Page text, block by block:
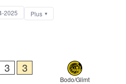
2025 Plus
3 3
Bodo/Glimt